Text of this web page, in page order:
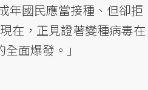
年國民應當接種、但卻拒
在，正見證著變種病毒在
面爆發。」